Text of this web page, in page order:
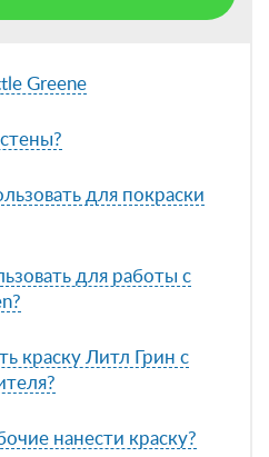
Greene
для покраски
для работы с
краску Литл Грин с
нанести краску?